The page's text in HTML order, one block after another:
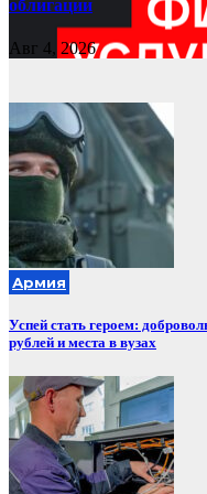
облигации
Авг 4, 2026
Армия
Успей стать героем:
рублей и места в вузах